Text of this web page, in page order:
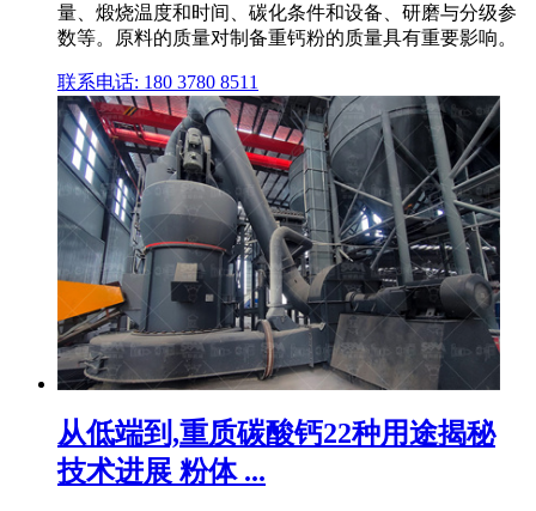
量、煅烧温度和时间、碳化条件和设备、研磨与分级参
数等。原料的质量对制备重钙粉的质量具有重要影响。
联系电话: 180 3780 8511
从低端到,重质碳酸钙22种用途揭秘
技术进展 粉体 ...